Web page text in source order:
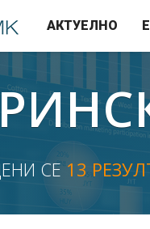
АКТУЕЛНО
СЕ13